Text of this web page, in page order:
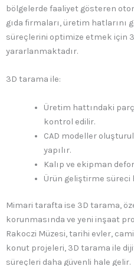
bölgelerde faaliyet gösteren
gıda firmaları, üretim
süreçlerini optimize etmek için
yararlanmaktadır.
3D tarama ile:
Üretim hattındaki
kontrol edilir.
CAD modeller
yapılır.
Kalıp ve ekipman
Ürün geliştirme süreci
Mimari tarafta ise 3D tarama,
korunmasında ve yeni inşaat
Rakoczi Müzesi, tarihi evler,
konut projeleri, 3D tarama ile
süreçleri daha güvenli hale gelir.